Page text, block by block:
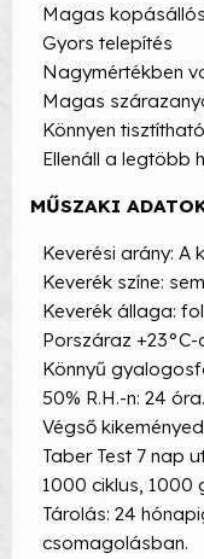
Magas
Gyors telepítés
Nagymértékben
Magas
Könnyen
Ellenáll a legtöbb
MŰSZAKI
Keverési arány: A
Keverék színe:
Keverék állaga:
Porszáraz +23°C-
Könnyű
50% R.H.-n: 24 óra.
Végső
Taber Test 7 nap
1000 ciklus, 1000
Tárolás: 24
csomagolásban.